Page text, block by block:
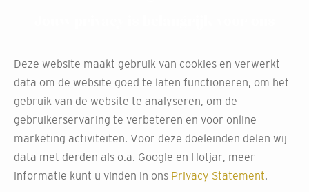
Relevante collecties
Deze website maakt gebruik van cookies en verwerkt
data om de website goed te laten functioneren, om het
gebruik van de website te analyseren, om de
gebruikerservaring te verbeteren en voor online
marketing activiteiten. Voor deze doeleinden delen wij
data met derden als o.a. Google en Hotjar, meer
informatie kunt u vinden in ons Privacy Statement